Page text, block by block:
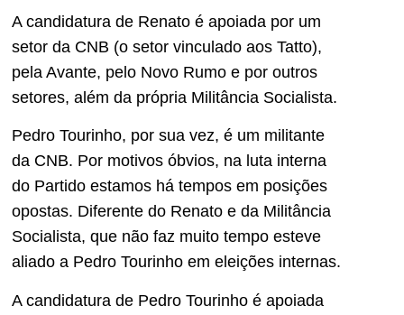
A candidatura de Renato é apoiada por um
setor da CNB (o setor vinculado aos Tatto),
pela Avante, pelo Novo Rumo e por outros
setores, além da própria Militância Socialista.
Pedro Tourinho, por sua vez, é um militante
da CNB. Por motivos óbvios, na luta interna
do Partido estamos há tempos em posições
opostas. Diferente do Renato e da Militância
Socialista, que não faz muito tempo esteve
aliado a Pedro Tourinho em eleições internas.
A candidatura de Pedro Tourinho é apoiada